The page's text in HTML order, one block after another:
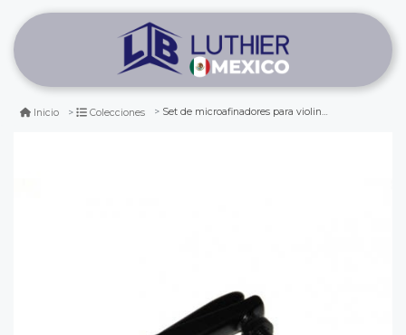
Inicio Colecciones Set de microafinadores para violin (4 pcs)